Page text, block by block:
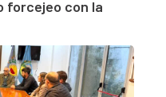
forcejeo con la